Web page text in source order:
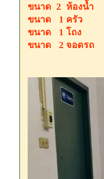
ขนาด 2​ ห้องน้ำ​
ขนาด 1 ครัว​
ขนาด 1​ โถง​
ขนาด 2​ จอดรถ